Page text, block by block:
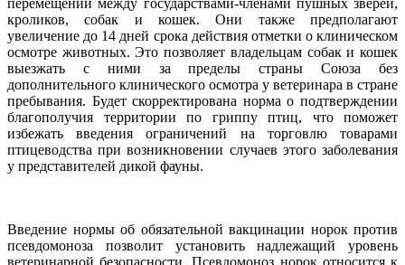
перемещении между государствами-членами пушных зверей,
кроликов, собак и кошек. Они также предполагают
увеличение до 14 дней срока действия отметки о клиническом
осмотре животных. Это позволяет владельцам собак и кошек
выезжать с ними за пределы страны Союза без
дополнительного клинического осмотра у ветеринара в стране
пребывания. Будет скорректирована норма о подтверждении
благополучия территории по гриппу птиц, что поможет
избежать введения ограничений на торговлю товарами
птицеводства при возникновении случаев этого заболевания
у представителей дикой фауны.
Введение нормы об обязательной вакцинации норок против
псевдомоноза позволит установить надлежащий уровень